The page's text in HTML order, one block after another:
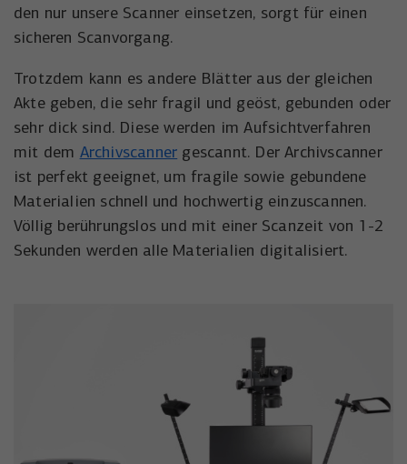
den nur unsere Scanner einsetzen, sorgt für einen
sicheren Scanvorgang.
Trotzdem kann es andere Blätter aus der gleichen
Akte geben, die sehr fragil und geöst, gebunden oder
sehr dick sind. Diese werden im Aufsichtverfahren
mit dem Archivscanner gescannt. Der Archivscanner
ist perfekt geeignet, um fragile sowie gebundene
Materialien schnell und hochwertig einzuscannen.
Völlig berührungslos und mit einer Scanzeit von 1-2
Sekunden werden alle Materialien digitalisiert.